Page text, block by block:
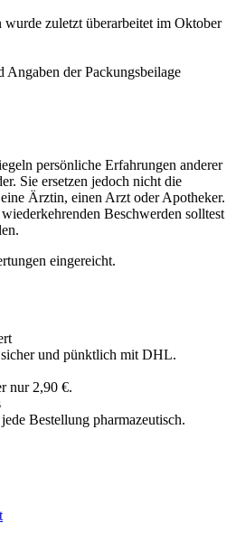
zuletzt überarbeitet im Oktober
der Packungsbeilage
persönliche Erfahrungen anderer
Sie ersetzen jedoch nicht die
Ärztin, einen Arzt oder Apotheker.
Beschwerden solltest
eingereicht.
und pünktlich mit DHL.
nur 2,90 €.
jede Bestellung pharmazeutisch.